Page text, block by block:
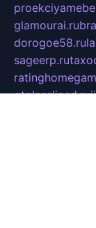
glamourai.ru
dorogoe58.ru
sageerp.ru
gtglasslined.ru